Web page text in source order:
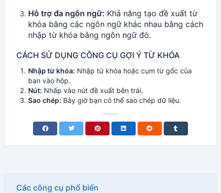
Hỗ trợ đa ngôn ngữ: Khả năng tạo đề xuất từ ​​
khóa bằng các ngôn ngữ khác nhau bằng cách
nhập từ khóa bằng ngôn ngữ đó.
CÁCH SỬ DỤNG CÔNG CỤ GỢI Ý TỪ KHÓA
Nhập từ khóa: Nhập từ khóa hoặc cụm từ gốc của
bạn vào hộp.
Nút: Nhấp vào nút đề xuất bên trái.
Sao chép: Bây giờ bạn có thể sao chép dữ liệu.
Các công cụ phổ biến